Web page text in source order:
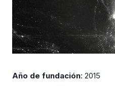
Año de fundación: 2015